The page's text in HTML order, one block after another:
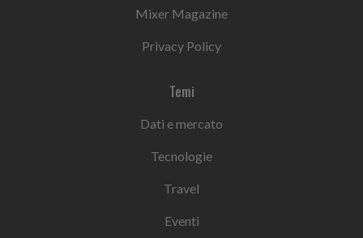
Mixer Magazine
Privacy Policy
Temi
Dati e mercato
Tecnologie
Travel
Eventi